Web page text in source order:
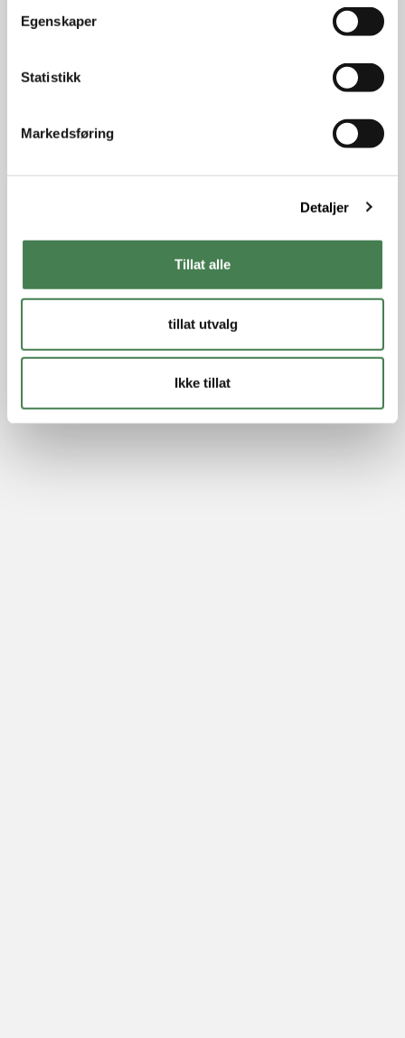
Egenskaper
Statistikk
Markedsføring
Detaljer
Tillat alle
tillat utvalg
Ikke tillat